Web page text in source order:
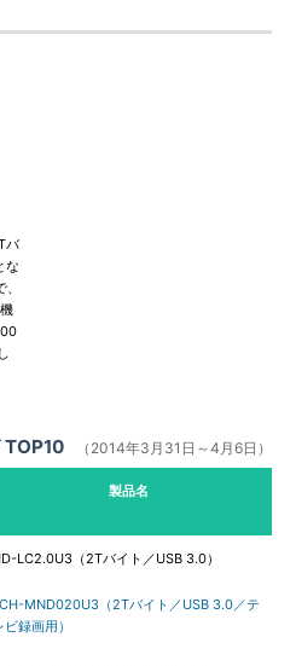
バ
な
TOP10 （2014年3月31日～4月6日）
製品名
LC2.0U3（2Tバイト／USB 3.0）
MND020U3（2Tバイト／USB 3.0／テ
ビ録画用）